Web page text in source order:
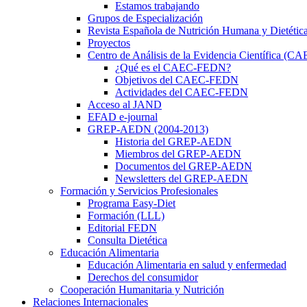
Estamos trabajando
Grupos de Especialización
Revista Española de Nutrición Humana y Dietética
Proyectos
Centro de Análisis de la Evidencia Científica
¿Qué es el CAEC-FEDN?
Objetivos del CAEC-FEDN
Actividades del CAEC-FEDN
Acceso al JAND
EFAD e-journal
GREP-AEDN (2004-2013)
Historia del GREP-AEDN
Miembros del GREP-AEDN
Documentos del GREP-AEDN
Newsletters del GREP-AEDN
Formación y Servicios Profesionales
Programa Easy-Diet
Formación (LLL)
Editorial FEDN
Consulta Dietética
Educación Alimentaria
Educación Alimentaria en salud y enfermedad
Derechos del consumidor
Cooperación Humanitaria y Nutrición
Relaciones Internacionales